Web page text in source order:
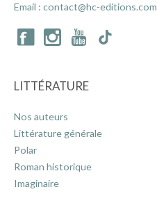
Email : contact@hc-editions.com
LITTÉRATURE
Nos auteurs
Littérature générale
Polar
Roman historique
Imaginaire